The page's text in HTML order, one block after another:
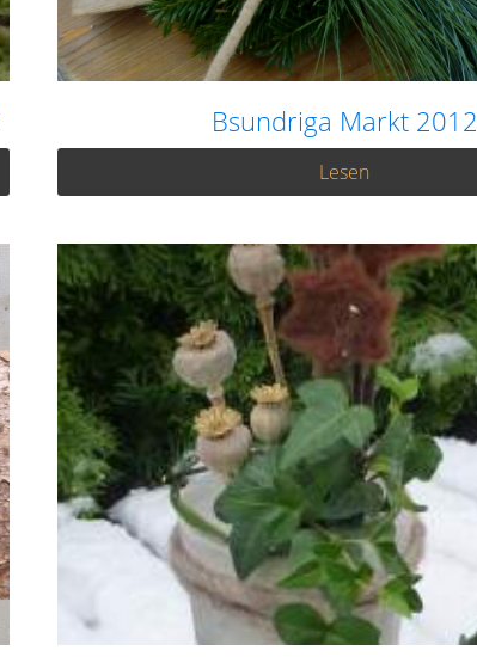
Bsundriga Markt 2012
Lesen